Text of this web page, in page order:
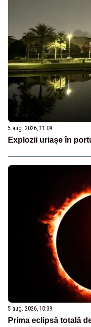
5 aug. 2026, 11:09
Explozii uriașe în
5 aug. 2026, 10:39
Prima eclipsă totală